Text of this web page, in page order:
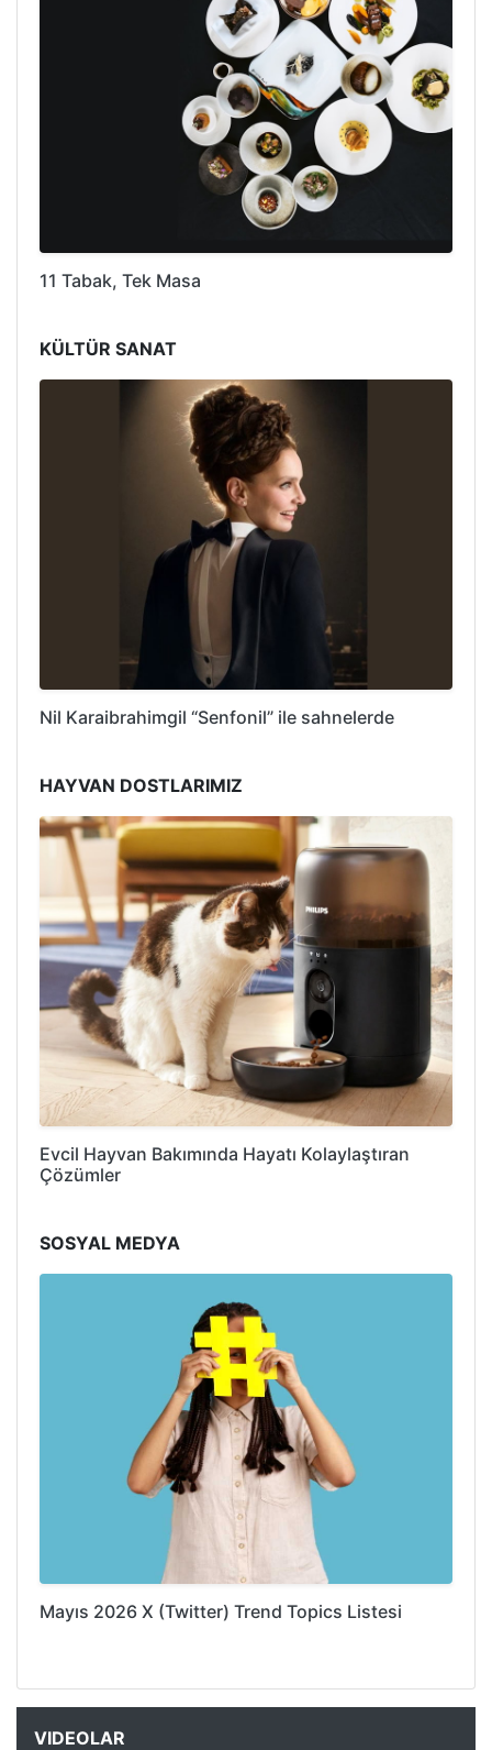
11 Tabak, Tek Masa
KÜLTÜR SANAT
Nil Karaibrahimgil “Senfonil” ile sahnelerde
HAYVAN DOSTLARIMIZ
Evcil Hayvan Bakımında Hayatı Kolaylaştıran
Çözümler
SOSYAL MEDYA
Mayıs 2026 X (Twitter) Trend Topics Listesi
VIDEOLAR